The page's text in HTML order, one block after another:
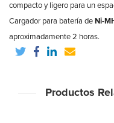
compacto y ligero para un
Cargador para batería deNi-
aproximadamente 2 horas.
Productos